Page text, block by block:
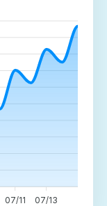
07/11 07/13